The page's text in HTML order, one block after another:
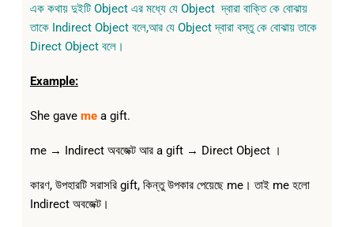
এক কথায় দুইটি Object এর মধ্যে যে Object দ্বারা বাক্তি কে বোঝায়
তাকে Indirect Object বলে,আর যে Object দ্বারা বস্তু কে বোঝায় তাকে
Direct Object বলে।
Example:
She gavemea gift.
me → Indirect অবজেক্ট আর a gift → Direct Object ।
কারণ, উপহারটি সরাসরি gift, কিন্তু উপকার পেয়েছে me। তাই me হলো
Indirect অবজেক্ট।